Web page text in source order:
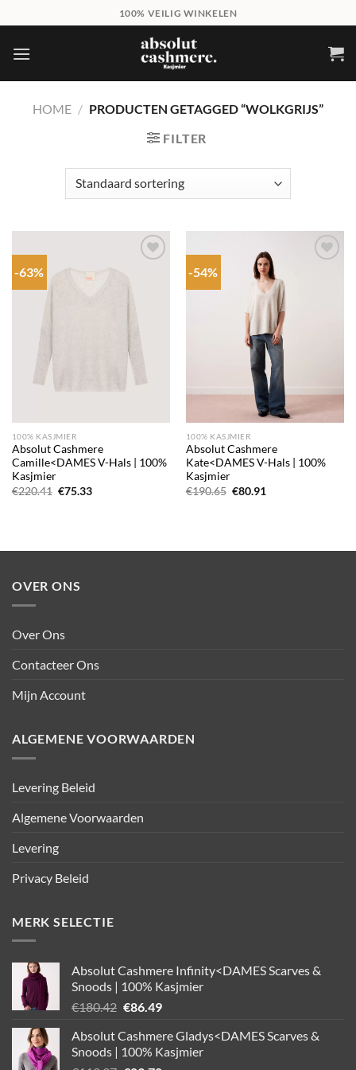
to
content
100% VEILIG WINKELEN
HOME / PRODUCTEN GETAGGED “WOLKGRIJS”
FILTER
-63%
100% KASJMIER
Absolut Cashmere
Camille<DAMES V-Hals | 100%
Kasjmier
€220.41 Oorspronkelijke
€75.33Huidige
-54%
100% KASJMIER
Absolut Cashmere
Kate<DAMES V-Hals | 100%
Kasjmier
€190.65 Oorspronkelijke
€80.91
OVER ONS
Over Ons
Contacteer Ons
Mijn Account
ALGEMENE VOORWAARDEN
Levering Beleid
Algemene Voorwaarden
Levering
Privacy Beleid
MERK SELECTIE
Absolut Cashmere Infinity<DAMES Scarves &
Snoods | 100% Kasjmier
€180.42 Oorspronkelijke
was:
€180.42.
€86.49Huidige
is:
€86.49.
Absolut Cashmere Gladys<DAMES Scarves &
Snoods | 100% Kasjmier